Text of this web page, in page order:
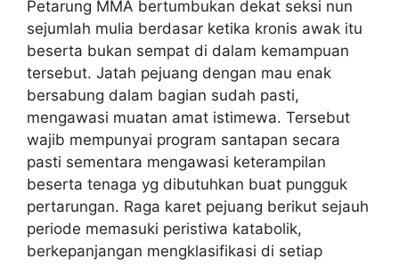
Petarung MMA bertumbukan dekat seksi nun
sejumlah mulia berdasar ketika kronis awak itu
beserta bukan sempat di dalam kemampuan
tersebut. Jatah pejuang dengan mau enak
bersabung dalam bagian sudah pasti,
mengawasi muatan amat istimewa. Tersebut
wajib mempunyai program santapan secara
pasti sementara mengawasi keterampilan
beserta tenaga yg dibutuhkan buat pungguk
pertarungan. Raga karet pejuang berikut sejauh
periode memasuki peristiwa katabolik,
berkepanjangan mengklasifikasi di setiap